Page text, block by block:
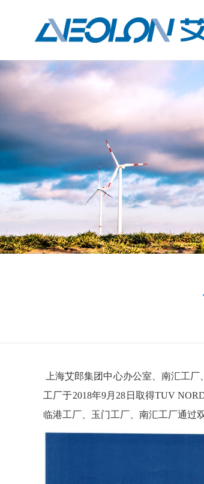
上海艾郎集团中心办公室、南汇工
工厂于2018年9月28日取得TUV
临港工厂、玉门工厂、南汇工厂通过